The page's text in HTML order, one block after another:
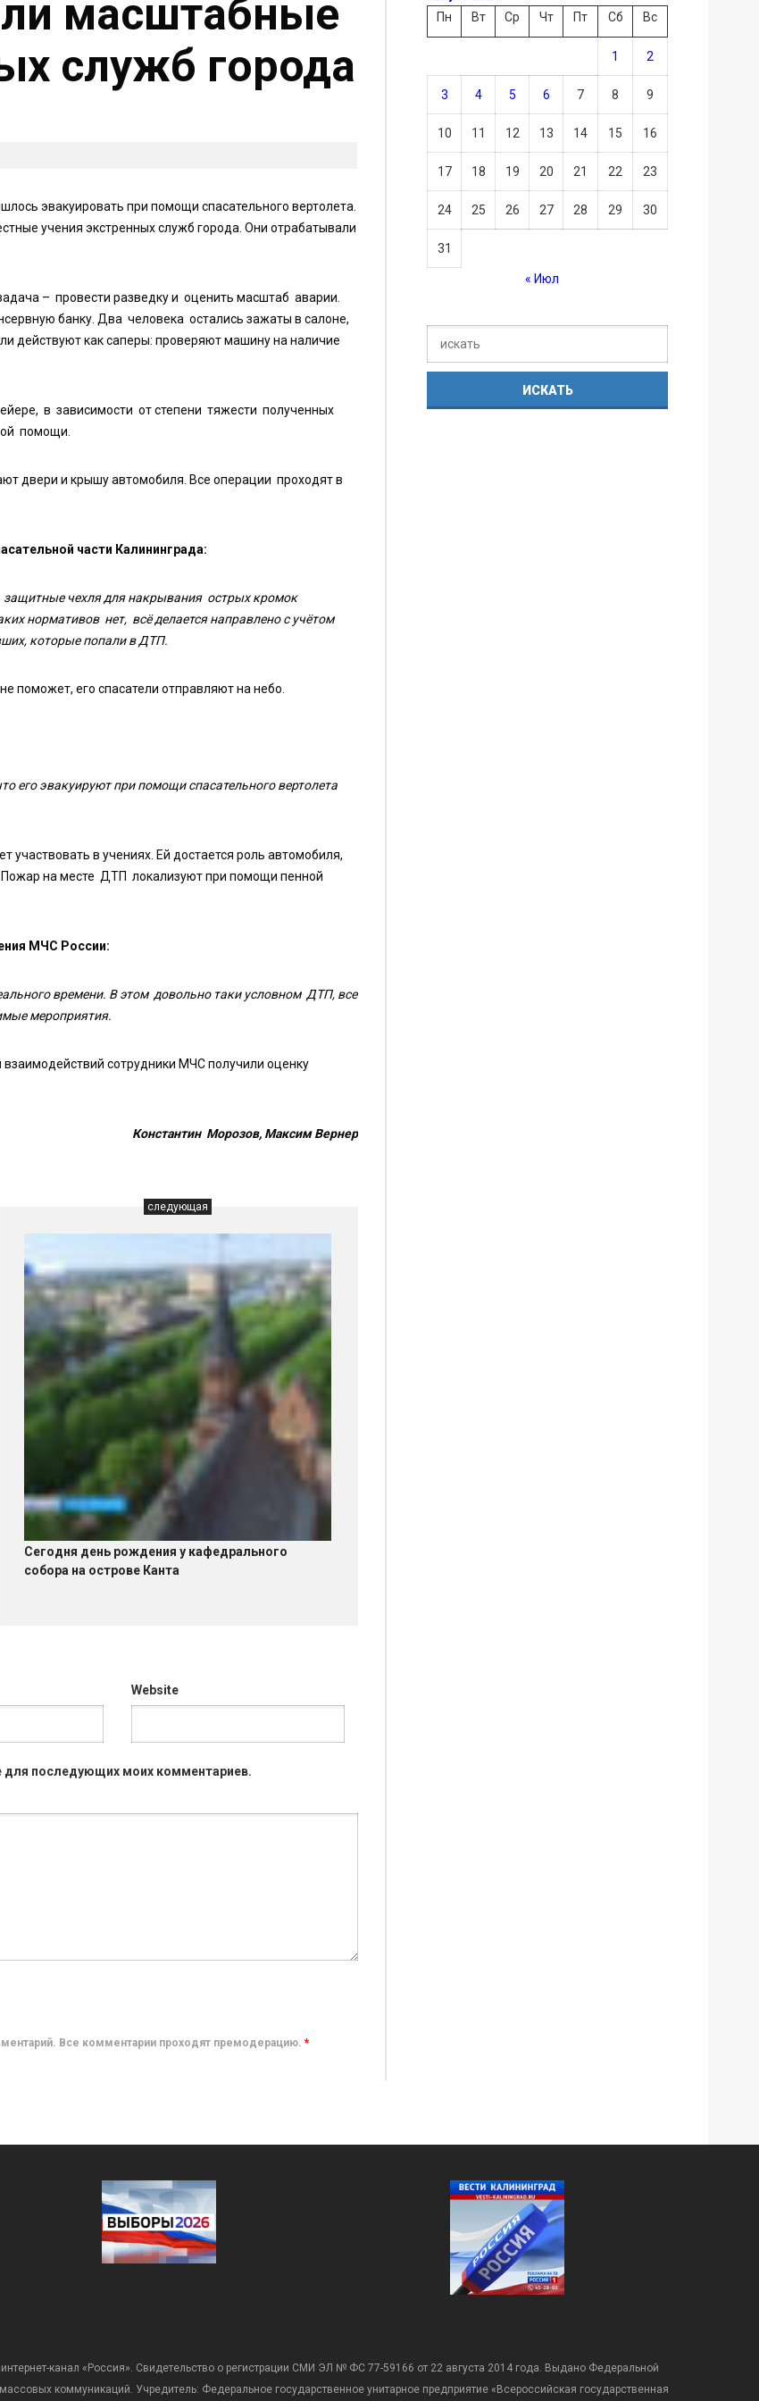
масштабные
служб города
эвакуировать при помощи спасательного вертолета.
учения экстренных служб города. Они отрабатывали
– провести разведку и оценить масштаб аварии.
банку. Два человека остались зажаты в салоне,
действуют как саперы: проверяют машину на наличие
в зависимости от степени тяжести полученных
помощи.
двери и крышу автомобиля. Все операции проходят в
части Калининграда:
защитные чехля для накрывания острых кромок
нормативов нет, всё делается направлено с учётом
которые попали в ДТП.
его спасатели отправляют на небо.
его эвакуируют при помощи спасательного вертолета
в учениях. Ей достается роль автомобиля,
Пожар на месте ДТП локализуют при помощи пенной
МЧС России:
времени. В этом довольно таки условном ДТП, все
мероприятия.
сотрудники МЧС получили оценку
Константин Морозов, Максим Вернер
следующая
Сегодня день рождения у кафедрального
собора на острове Канта
Website
для последующих моих комментариев.
Все комментарии проходят премодерацию. *
Пн
Вт Ср Чт Пт Сб Вс
1 2
3 4 5 6 7 8 9
10 11 12 13 14 15 16
17 18 19 20 21 22 23
24 25 26 27 28 29 30
31
« Июл
канал «Россия». Свидетельство о регистрации СМИ ЭЛ № ФС 77-59166 от 22 августа 2014 года. Выдано Федеральной
коммуникаций. Учредитель: Федеральное государственное унитарное предприятие «Всероссийская государственная